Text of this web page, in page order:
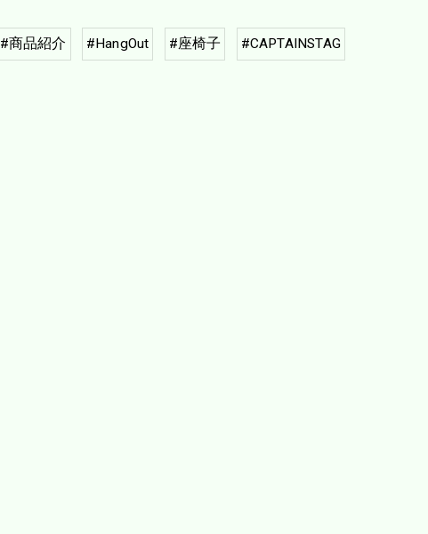
#商品紹介 #HangOut #座椅子 #CAPTAINSTAG